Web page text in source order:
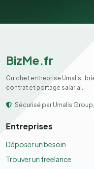
BizMe.fr
Guichet entreprise Umalis :
contrat et portage salarial.
Sécurisé par Umalis
Entreprises
Déposer un besoin
Trouver un freelance